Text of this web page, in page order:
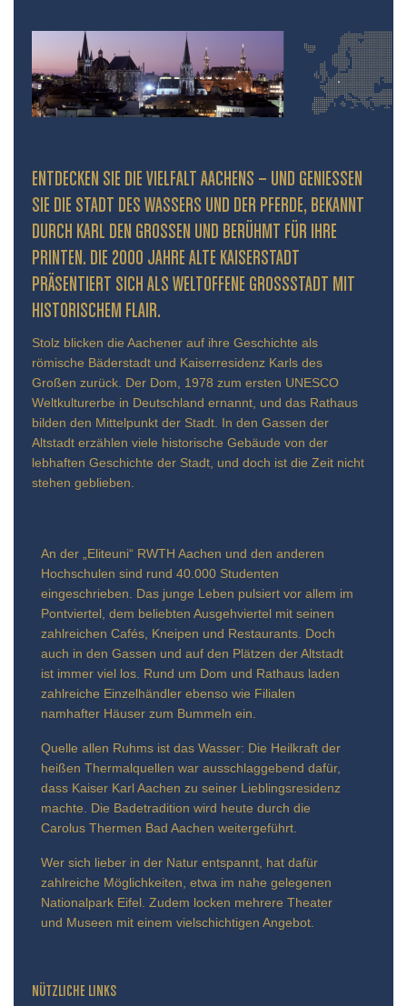
ENTDECKEN SIE DIE VIELFALT AACHENS – UND GENIESSEN S
IE DIE STADT DES WASSERS UND DER PFERDE, BEKANNT D
URCH KARL DEN GROSSEN UND BERÜHMT FÜR IHRE PR
INTEN. DIE 2000 JAHRE ALTE KAISERSTADT PR
ÄSENTIERT SICH ALS WELTOFFENE GROSSSTADT MIT HIS
TORISCHEM FLAIR.
Stolz blicken die Aachener auf ihre Geschichte als
römische Bäderstadt und Kaiserresidenz Karls des
Großen zurück. Der Dom, 1978 zum ersten UNESCO
Weltkulturerbe in Deutschland ernannt, und das Rathaus
bilden den Mittelpunkt der Stadt. In den Gassen der
Altstadt erzählen viele historische Gebäude von der
lebhaften Geschichte der Stadt, und doch ist die Zeit nicht
stehen geblieben.
An der „Eliteuni“ RWTH Aachen und den anderen
Hochschulen sind rund 40.000 Studenten
eingeschrieben. Das junge Leben pulsiert vor allem im
Pontviertel, dem beliebten Ausgehviertel mit seinen
zahlreichen Cafés, Kneipen und Restaurants. Doch
auch in den Gassen und auf den Plätzen der Altstadt
ist immer viel los. Rund um Dom und Rathaus laden
zahlreiche Einzelhändler ebenso wie Filialen
namhafter Häuser zum Bummeln ein.
Quelle allen Ruhms ist das Wasser: Die Heilkraft der
heißen Thermalquellen war ausschlaggebend dafür,
dass Kaiser Karl Aachen zu seiner Lieblingsresidenz
machte. Die Badetradition wird heute durch die
Carolus Thermen Bad Aachen weitergeführt.
Wer sich lieber in der Natur entspannt, hat dafür
zahlreiche Möglichkeiten, etwa im nahe gelegenen
Nationalpark Eifel. Zudem locken mehrere Theater
und Museen mit einem vielschichtigen Angebot.
NÜTZLICHE LINKS